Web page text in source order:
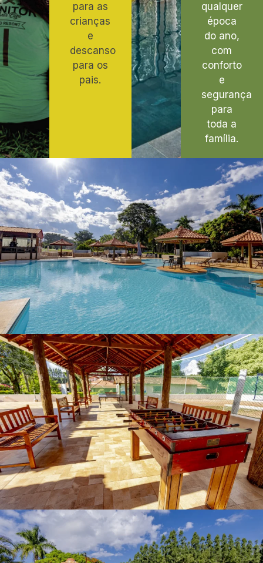
para as
crianças
e
descanso
para os
pais.
qualquer
época
do ano,
com
conforto
e
segurança
para
toda a
família.